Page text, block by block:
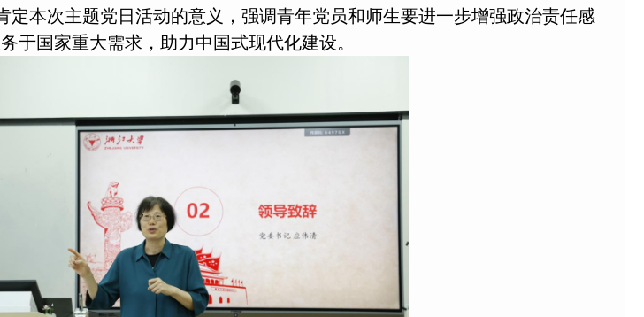
定本次主题党日活动的意义，强调青年党员和师生要进一步增强政治责任感
于国家重大需求，助力中国式现代化建设。